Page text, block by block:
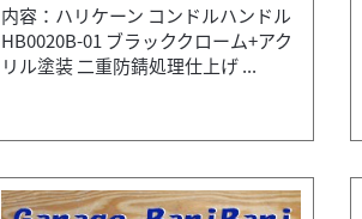
内容：ハリケーン コンドルハンドル
HB0020B-01 ブラッククローム+アク
リル塗装 二重防錆処理仕上げ ...